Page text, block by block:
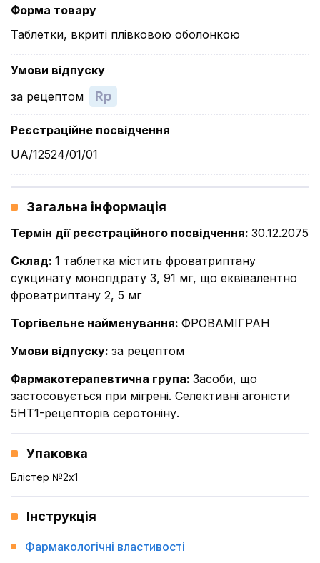
Форма товару
Таблетки, вкриті плівковою оболонкою
Умови відпуску
за рецептом
Rp
Реєстраційне посвідчення
UA/12524/01/01
Загальна інформація
Термін дії реєстраційного посвідчення: 30.12.2075
Склад: 1 таблетка містить фроватриптану
сукцинату моногідрату 3, 91 мг, що еквівалентно
фроватриптану 2, 5 мг
Торгівельне найменування: ФРОВАМІГРАН
Умови відпуску: за рецептом
Фармакотерапевтична група: Засоби, що
застосовується при мігрені. Селективні агоністи
5НТ1-рецепторів серотоніну.
Упаковка
Блістер №2x1
Інструкція
Фармакологічні властивості